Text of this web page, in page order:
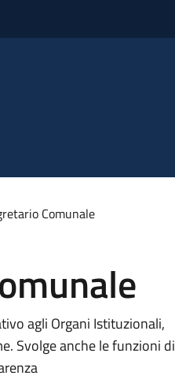
Comunale
agli Organi Istituzionali,
Svolge anche le funzioni di